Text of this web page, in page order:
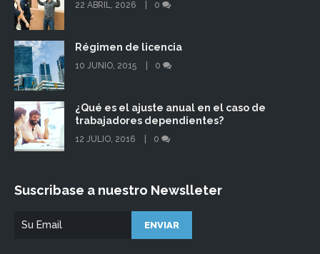
22 ABRIL, 2026 0
Régimen de licencia
10 JUNIO, 2015 0
¿Qué es el ajuste anual en el caso de
trabajadores dependientes?
12 JULIO, 2016 0
Suscribase a nuestro Newslleter